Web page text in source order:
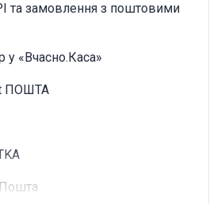
та замовлення з поштовими
у «Вчасно.Каса»
ПОШТА
Пошта